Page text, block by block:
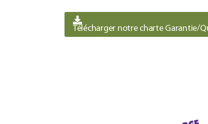
Télécharger notre charte Garantie/